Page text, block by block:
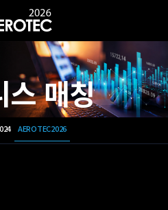
스 매칭
AEROTEC2026